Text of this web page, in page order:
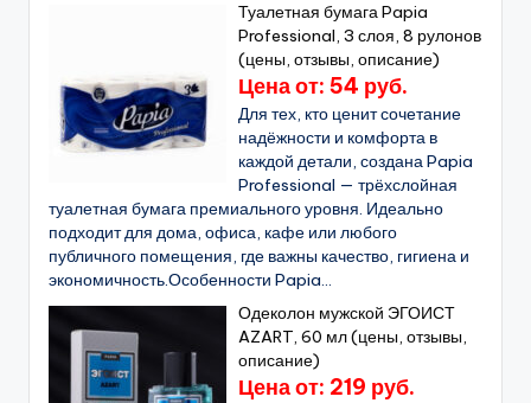
Туалетная бумага Papia
Professional, 3 слоя, 8 рулонов
(цены, отзывы, описание)
Цена от: 54 руб.
Для тех, кто ценит сочетание
надёжности и комфорта в
каждой детали, создана Papia
Professional — трёхслойная
туалетная бумага премиального уровня. Идеально
подходит для дома, офиса, кафе или любого
публичного помещения, где важны качество, гигиена и
экономичность.Особенности Papia...
Одеколон мужской ЭГОИСТ
AZART, 60 мл (цены, отзывы,
описание)
Цена от: 219 руб.